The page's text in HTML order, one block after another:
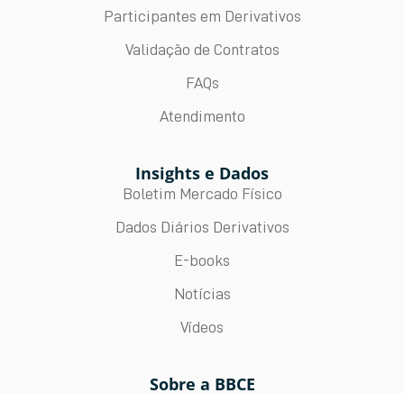
Participantes em Derivativos
Validação de Contratos
FAQs
Atendimento
Insights e Dados
Boletim Mercado Físico
Dados Diários Derivativos
E-books
Notícias
Vídeos
Sobre a BBCE